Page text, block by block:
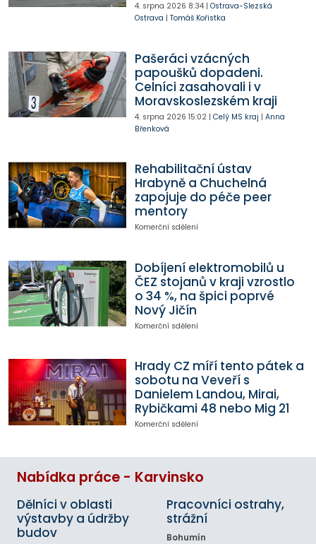
4. srpna 2026 8:34| Ostrava-Slezská
Ostrava | Tomáš Kořistka
Pašeráci vzácných
papoušků dopadeni.
Celníci zasahovali i v
Moravskoslezském kraji
4. srpna 2026 15:02| Celý MS kraj | Anna
Břenková
Rehabilitační ústav
Hrabyně a Chuchelná
zapojuje do péče peer
mentory
Komerční sdělení
Dobíjení elektromobilů u
ČEZ stojanů v kraji vzrostlo
o 34 %, na špici poprvé
Nový Jičín
Komerční sdělení
Hrady CZ míří tento pátek a
sobotu na Veveří s
Danielem Landou, Mirai,
Rybičkami 48 nebo Mig 21
Komerční sdělení
Nabídka práce - Karvinsko
Dělníci v oblasti
výstavby a údržby
budov
Pracovníci ostrahy,
strážní
Bohumín